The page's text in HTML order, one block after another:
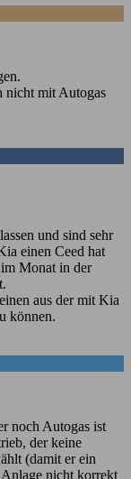
nicht mit Autogas
und sind sehr
einen Ceed hat
Monat in der
aus der mit Kia
können.
noch Autogas ist
der keine
(damit er ein
nicht korrekt